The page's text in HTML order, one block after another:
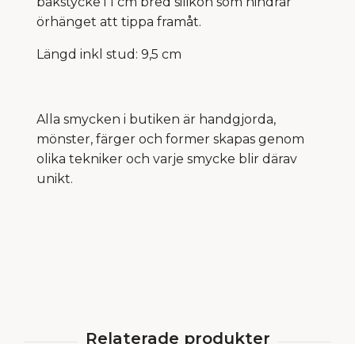
örhänget att tippa framåt.
Längd inkl stud: 9,5 cm
Alla smycken i butiken är handgjorda,
mönster, färger och former skapas genom
olika tekniker och varje smycke blir därav
unikt.